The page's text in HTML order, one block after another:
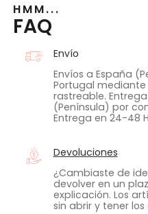
HMM...
FAQ
Envío
Envíos a España
Portugal
rastreable.
(Península) por
Entrega en 24-48
Devoluciones
¿Cambiaste de
devolver en un
explicación. Los
sin abrir y tener